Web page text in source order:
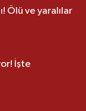
Ölü ve yaralılar
İşte